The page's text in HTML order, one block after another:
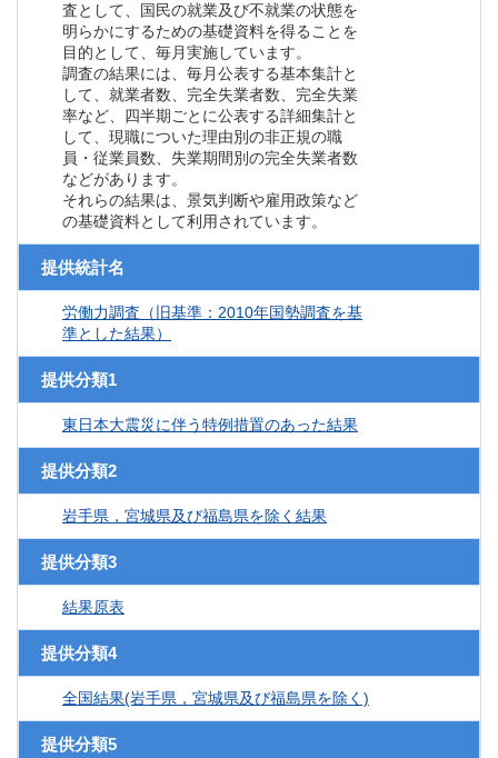
査として、国民の就業及び不就業の状態を
明らかにするための基礎資料を得ることを
目的として、毎月実施しています。
調査の結果には、毎月公表する基本集計と
して、就業者数、完全失業者数、完全失業
率など、四半期ごとに公表する詳細集計と
して、現職についた理由別の非正規の職
員・従業員数、失業期間別の完全失業者数
などがあります。
それらの結果は、景気判断や雇用政策など
の基礎資料として利用されています。
提供統計名
労働力調査（旧基準：2010年国勢調査を基
準とした結果）
提供分類1
東日本大震災に伴う特例措置のあった結果
提供分類2
岩手県，宮城県及び福島県を除く結果
提供分類3
結果原表
提供分類4
全国結果(岩手県，宮城県及び福島県を除く)
提供分類5